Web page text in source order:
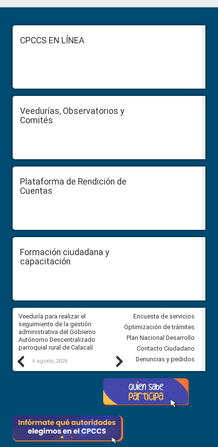
Sidebar
FooterCPCCS EN LÍNEA
Veedurías, Observatorios y
Comités
Plataforma de Rendición de
Cuentas
Formación ciudadana y
capacitación
Previous
Veeduría para realizar el
seguimiento de la gestión
administrativa del Gobierno
Autónomo Descentralizado
parroquial rural de Calacalí
6 agosto, 2026
Veeduría para vigilar los
derivados de la Audiencia
entre el GAD de Ibarra y la
comunidad Urbina, parroquia
Carolina
5 agosto, 2026
Next
Encuesta de servicios
Optimización de trámites
Plan Nacional Desarrollo
Contacto Ciudadano
Denuncias y pedidos